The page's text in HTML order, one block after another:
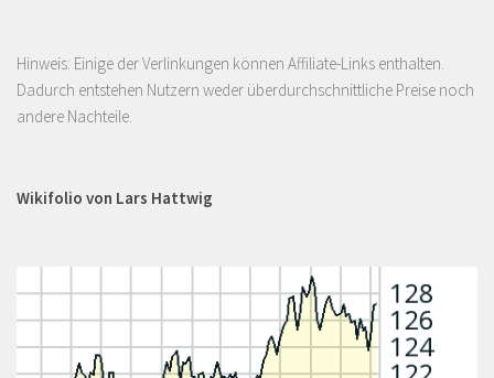
Hinweis: Einige der Verlinkungen können Affiliate-Links enthalten.
Dadurch entstehen Nutzern weder überdurchschnittliche Preise noch
andere Nachteile.
Wikifolio von Lars Hattwig